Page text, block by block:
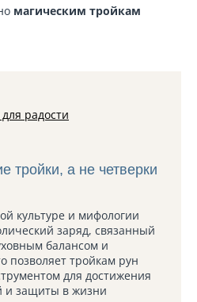
магическим тройкам
тройки, а не четверки
культуре и мифологии
заряд, связанный
балансом и
позволяет тройкам рун
для достижения
и защиты в жизни